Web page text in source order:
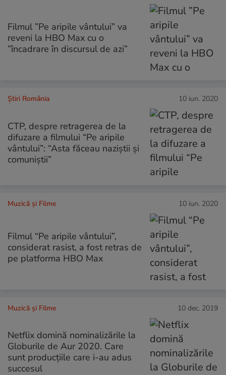
Filmul ”Pe aripile vântului” va
reveni la HBO Max cu o
”încadrare în discursul de azi”
Știri România 10 iun. 2020
CTP, despre retragerea de la
difuzare a filmului “Pe aripile
vântului”: “Asta făceau naziștii și
comuniștii”
Muzică și Filme 10 iun. 2020
Filmul “Pe aripile vântului”,
considerat rasist, a fost retras de
pe platforma HBO Max
Muzică și Filme 10 dec. 2019
Netflix domină nominalizările la
Globurile de Aur 2020. Care
sunt producțiile care i-au adus
succesul